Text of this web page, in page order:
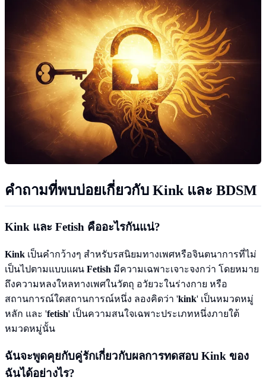
คำถามที่พบบ่อยเกี่ยวกับ Kink และ BDSM
Kink และ Fetish คืออะไรกันแน่?
Kink เป็นคำกว้างๆ สำหรับรสนิยมทางเพศหรือจินตนาการที่ไม่
เป็นไปตามแบบแผน Fetish มีความเฉพาะเจาะจงกว่า โดยหมาย
ถึงความหลงใหลทางเพศในวัตถุ อวัยวะในร่างกาย หรือ
สถานการณ์ใดสถานการณ์หนึ่ง ลองคิดว่า 'kink' เป็นหมวดหมู่
หลัก และ 'fetish' เป็นความสนใจเฉพาะประเภทหนึ่งภายใต้
หมวดหมู่นั้น
ฉันจะพูดคุยกับคู่รักเกี่ยวกับผลการทดสอบ Kink ของ
ฉันได้อย่างไร?